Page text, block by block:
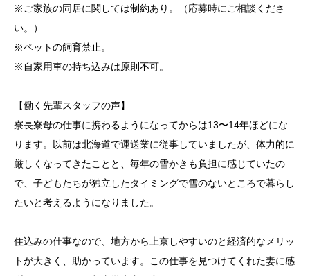
※ご家族の同居に関しては制約あり。（応募時にご相談くださ
い。）
※ペットの飼育禁止。
※自家用車の持ち込みは原則不可。
【働く先輩スタッフの声】
寮長寮母の仕事に携わるようになってからは13〜14年ほどにな
ります。以前は北海道で運送業に従事していましたが、体力的に
厳しくなってきたことと、毎年の雪かきも負担に感じていたの
で、子どもたちが独立したタイミングで雪のないところで暮らし
たいと考えるようになりました。
住込みの仕事なので、地方から上京しやすいのと経済的なメリッ
トが大きく、助かっています。この仕事を見つけてくれた妻に感